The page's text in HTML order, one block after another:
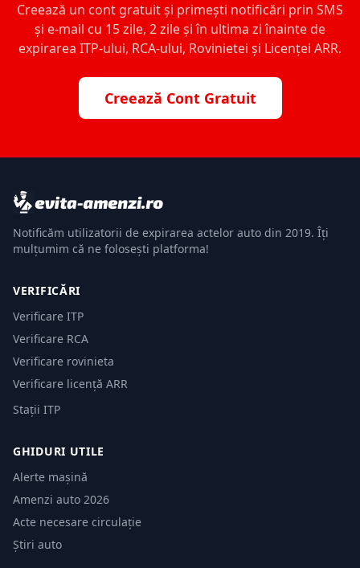
Creează un cont gratuit și primești notificări prin SMS
și e-mail cu 15 zile, 2 zile și în ultima zi înainte de
expirarea ITP-ului, RCA-ului, Rovinietei și Licenței ARR.
Creează Cont Gratuit
Notificăm utilizatorii de expirarea actelor auto din 2019. Îți
mulțumim că ne folosești platforma!
VERIFICĂRI
Verificare ITP
Verificare RCA
Verificare rovinieta
Verificare licență ARR
Stații ITP
GHIDURI UTILE
Alerte mașină
Amenzi auto 2026
Acte necesare circulație
Știri auto